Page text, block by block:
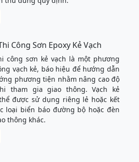
Người Trẻ Về Sơn Epoxy -
Phản Ánh Cách Chúng Ta
do vì sao sơn epoxy trở thành xu
kế cho giới trẻ, từ thẩm mỹ tối giản
vững và bảo vệ môi trường.